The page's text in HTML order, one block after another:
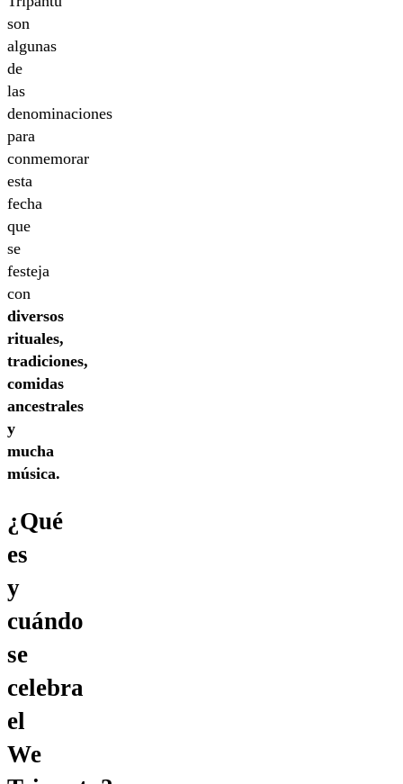
son
algunas
de
las
denominaciones
para
conmemorar
esta
fecha
que
se
festeja
con
diversos
rituales,
tradiciones,
comidas
ancestrales
y
mucha
música.
¿Qué
es
y
cuándo
se
celebra
el
We